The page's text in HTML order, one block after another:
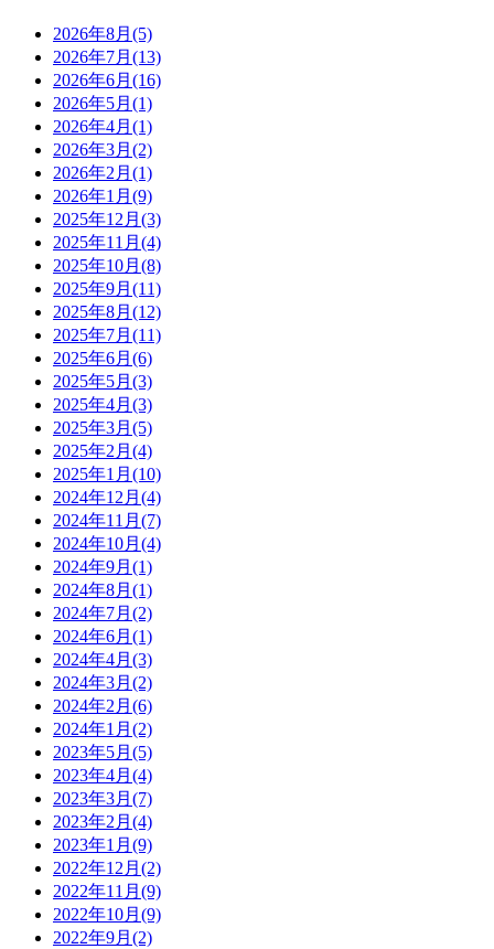
2026年8月(5)
2026年7月(13)
2026年6月(16)
2026年5月(1)
2026年4月(1)
2026年3月(2)
2026年2月(1)
2026年1月(9)
2025年12月(3)
2025年11月(4)
2025年10月(8)
2025年9月(11)
2025年8月(12)
2025年7月(11)
2025年6月(6)
2025年5月(3)
2025年4月(3)
2025年3月(5)
2025年2月(4)
2025年1月(10)
2024年12月(4)
2024年11月(7)
2024年10月(4)
2024年9月(1)
2024年8月(1)
2024年7月(2)
2024年6月(1)
2024年4月(3)
2024年3月(2)
2024年2月(6)
2024年1月(2)
2023年5月(5)
2023年4月(4)
2023年3月(7)
2023年2月(4)
2023年1月(9)
2022年12月(2)
2022年11月(9)
2022年10月(9)
2022年9月(2)